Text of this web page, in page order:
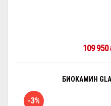
109 950
БИОКАМИН
-3%